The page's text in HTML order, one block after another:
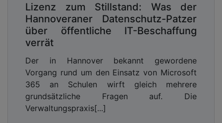
Lizenz zum Stillstand: Was der
Hannoveraner Datenschutz-Patzer
über öffentliche IT-Beschaffung
verrät
Der in Hannover bekannt gewordene
Vorgang rund um den Einsatz von Microsoft
365 an Schulen wirft gleich mehrere
grundsätzliche Fragen auf. Die
Verwaltungspraxis[...]